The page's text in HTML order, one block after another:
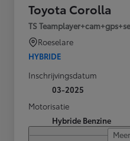
Toyota Corolla
TS
Roeselare
HYBRIDE
Inschrijvingsdatum
03-2025
Motorisatie
Hybride Benzine